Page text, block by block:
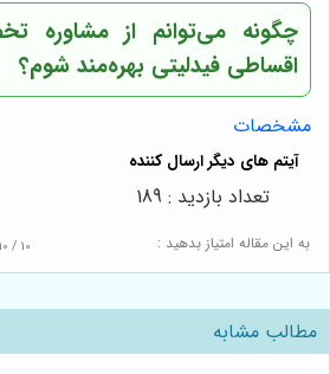
چگونه می‌توانم از مشاوره
اقساطی فیدلیتی بهره‌مند شوم؟
مشخصات
به این مقاله امتیاز بدهید : 10 / 10
تعداد بازدید : 189
مطالب مشابه